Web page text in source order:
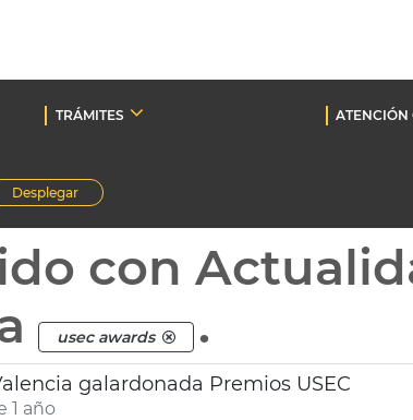
TRÁMITES
Desplegar
con
usec awards .
galardonada Premios USEC
1 año